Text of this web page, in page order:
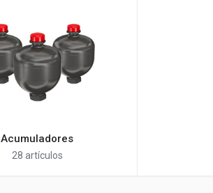
Acumuladores
28 artículos